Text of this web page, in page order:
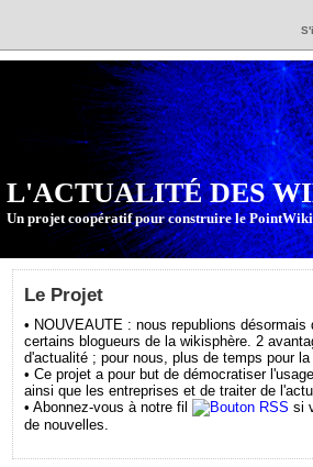
L'ACTUALITÉ DES
Un projet coopératif pour construire le PointWiki
Le Projet
• NOUVEAUTE : nous republions
certains blogueurs de la wikisphère. 2
d'actualité ; pour nous, plus de temps pour
• Ce projet a pour but de démocratiser
ainsi que les entreprises et de traiter de
• Abonnez-vous à notre fil
si
de nouvelles.